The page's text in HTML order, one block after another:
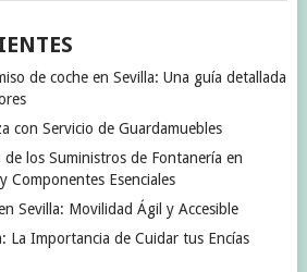
de coche en Sevilla: Una guía detallada
con Servicio de Guardamuebles
los Suministros de Fontanería en
Componentes Esenciales
Sevilla: Movilidad Ágil y Accesible
La Importancia de Cuidar tus Encías